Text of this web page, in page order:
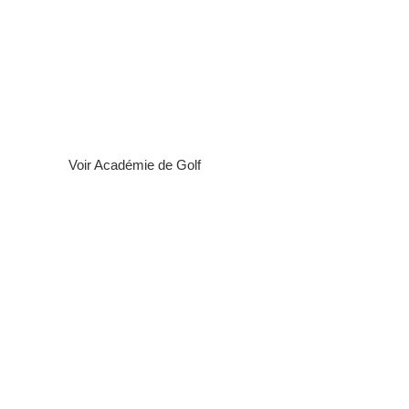
Voir Académie de Golf